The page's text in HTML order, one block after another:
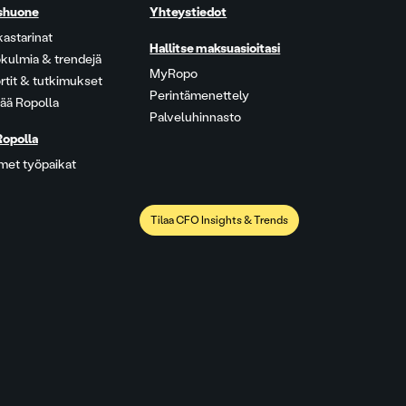
& trendejä
& tutkimukset
Ropolla
työpaikat
Yhteystiedot
Hallitse maksuasioitasi
MyRopo
Perintämenettely
Palveluhinnasto
Tilaa CFO Insights & Trends